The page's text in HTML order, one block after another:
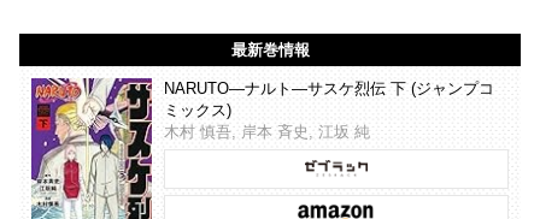
最新巻情報
NARUTO―ナルト―サスケ烈伝 下 (ジャンプコ
ミックス)
木村 慎吾, 岸本 斉史, 江坂 純